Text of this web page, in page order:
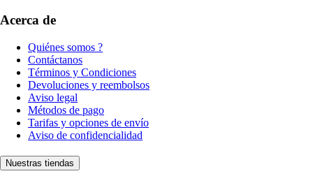
Acerca de
Quiénes somos ?
Contáctanos
Términos y Condiciones
Devoluciones y reembolsos
Aviso legal
Métodos de pago
Tarifas y opciones de envío
Aviso de confidencialidad
Nuestras tiendas